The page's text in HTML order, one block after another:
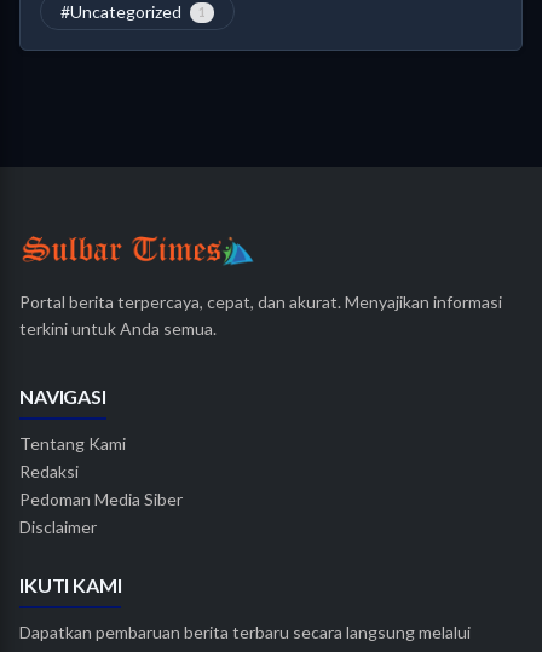
#Uncategorized 1
Portal berita terpercaya, cepat, dan akurat. Menyajikan informasi
terkini untuk Anda semua.
NAVIGASI
Tentang Kami
Redaksi
Pedoman Media Siber
Disclaimer
IKUTI KAMI
Dapatkan pembaruan berita terbaru secara langsung melalui